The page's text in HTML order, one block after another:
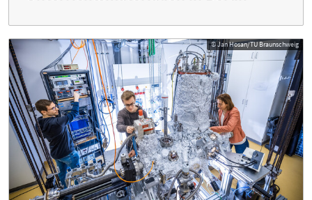
© Jan Hosan/TU Braunschweig